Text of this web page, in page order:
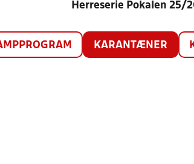
Herreserie Pokalen 25/
KARANTÆNER